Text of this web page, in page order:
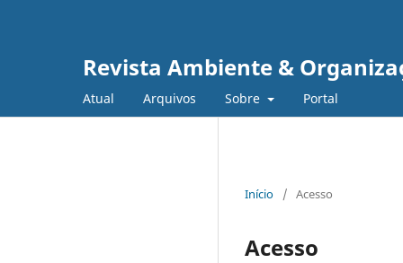
Revista Ambiente &
Atual Arquivos Sobre Portal
Início / Acesso
Acesso